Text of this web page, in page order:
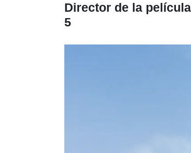
Director de la
5